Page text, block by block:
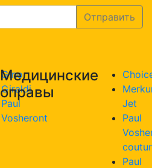
Gino
Giraldi
Paul
Vosheront
Медицинские
оправы
Jet
Paul
Paul